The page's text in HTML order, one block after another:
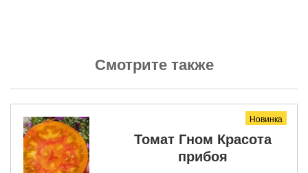
Смотрите также
Новинка
Томат Гном Красота
прибоя